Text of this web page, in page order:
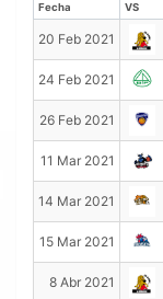
Fecha VS
20 Feb 2021
24 Feb 2021
26 Feb 2021
11 Mar 2021
14 Mar 2021
15 Mar 2021
8 Abr 2021